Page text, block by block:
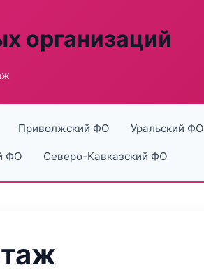
организаций
Приволжский ФО Уральский ФО
ФО Северо-Кавказский ФО